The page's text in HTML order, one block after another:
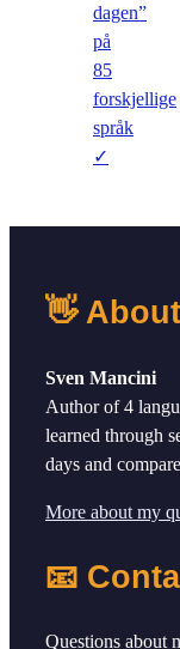
dagen”
på
85
forskjellige
språk
✓
👋
Sven Mancini
Author of 4
learned through
days and
More about my
📧
Questions about